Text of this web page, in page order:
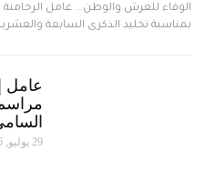
الوفاء للعرش والوطن... عامل
بمناسبة تخليد الذكرى السابعة
عامل
29 يوليو, 2026